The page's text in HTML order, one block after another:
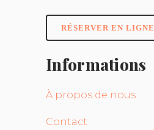
RÉSERVER EN LIGNE
Informations
À propos de nous
Contact